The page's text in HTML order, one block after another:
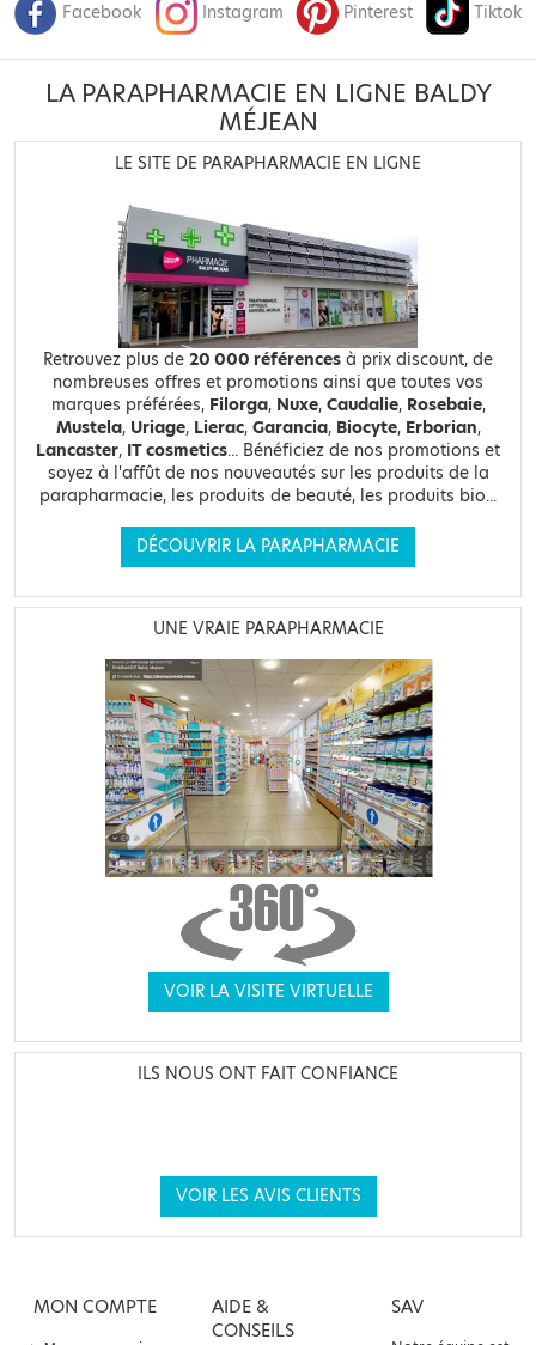
Facebook Instagram Pinterest Tiktok
LA PARAPHARMACIE EN LIGNE BALDY
MÉJEAN
LE SITE DE PARAPHARMACIE EN LIGNE
Retrouvez plus de 20 000 références à prix discount, de
nombreuses offres et promotions ainsi que toutes vos
marques préférées, Filorga, Nuxe, Caudalie, Rosebaie,
Mustela, Uriage, Lierac, Garancia, Biocyte, Erborian,
Lancaster, IT cosmetics... Bénéficiez de nos promotions et
soyez à l'affût de nos nouveautés sur les produits de la
parapharmacie, les produits de beauté, les produits bio...
DÉCOUVRIR LA PARAPHARMACIE
UNE VRAIE PARAPHARMACIE
VOIR LA VISITE VIRTUELLE
ILS NOUS ONT FAIT CONFIANCE
VOIR LES AVIS CLIENTS
MON COMPTE
AIDE &
CONSEILS
SAV